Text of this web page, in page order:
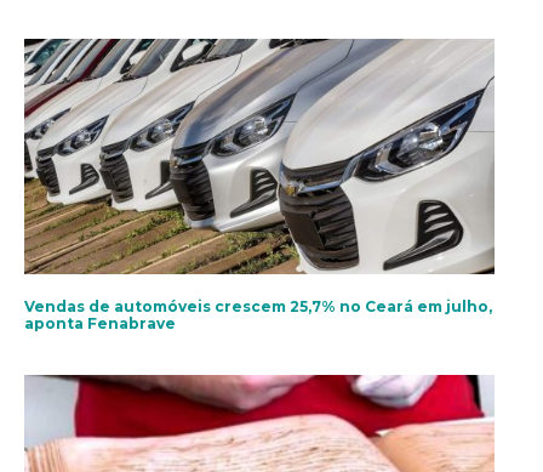
Vendas de automóveis crescem 25,7% no Ceará em julho,
aponta Fenabrave